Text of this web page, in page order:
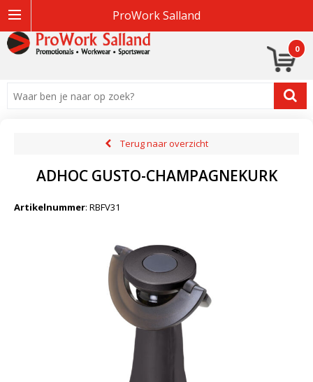
ProWork Salland
0
Terug naar overzicht
ADHOC GUSTO-CHAMPAGNEKURK
Artikelnummer: RBFV31